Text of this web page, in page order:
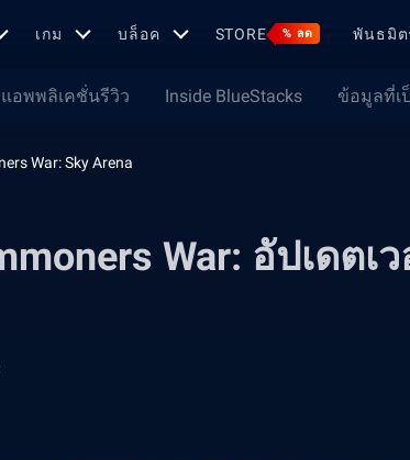
เกม บล็อค STORE % ลด พันธมิต
แอพพลิเคชั่นรีวิว Inside BlueStacks ข้อมูลที่เ
War: Sky Arena
War: อัปเดตเ